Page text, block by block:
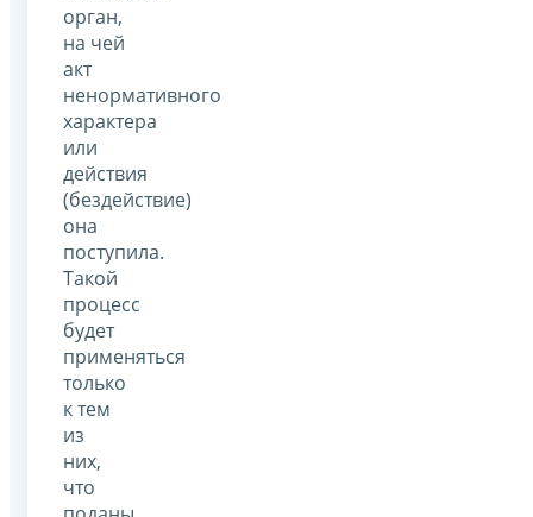
орган,
на чей
акт
ненормативного
характера
или
действия
(бездействие)
она
поступила.
Такой
процесс
будет
применяться
только
к тем
из
них,
что